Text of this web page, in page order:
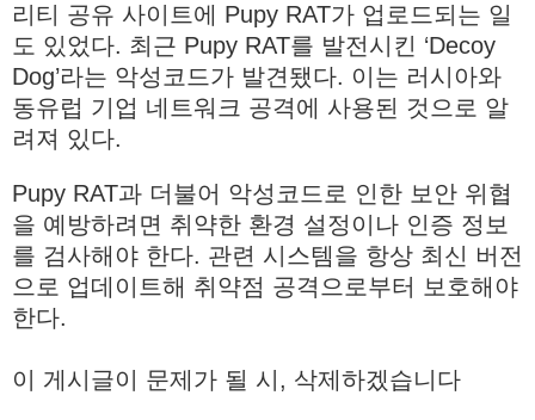
리티 공유 사이트에 Pupy RAT가 업로드되는 일
도 있었다. 최근 Pupy RAT를 발전시킨 ‘Decoy
Dog’라는 악성코드가 발견됐다. 이는 러시아와
동유럽 기업 네트워크 공격에 사용된 것으로 알
려져 있다.
Pupy RAT과 더불어 악성코드로 인한 보안 위협
을 예방하려면 취약한 환경 설정이나 인증 정보
를 검사해야 한다. 관련 시스템을 항상 최신 버전
으로 업데이트해 취약점 공격으로부터 보호해야
한다.
이 게시글이 문제가 될 시, 삭제하겠습니다